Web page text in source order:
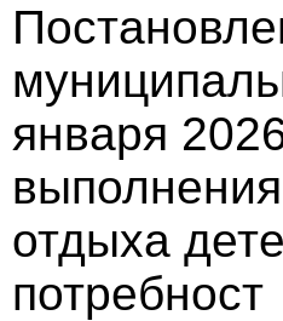
января
отдыха
потребност